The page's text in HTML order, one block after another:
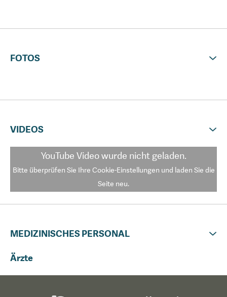
FOTOS
VIDEOS
YouTube Videowurde nicht geladen.
Bitte überprüfen Sie Ihre Cookie-Einstellungen und laden Sie die
Seite neu.
MEDIZINISCHES PERSONAL
Ärzte